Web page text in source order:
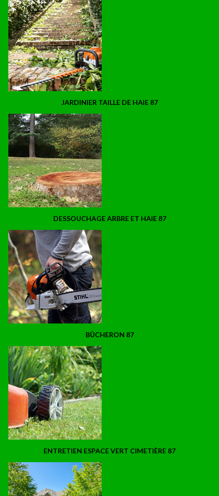
JARDINIER TAILLE DE HAIE 87
DESSOUCHAGE ARBRE ET HAIE 87
BÛCHERON 87
ENTRETIEN ESPACE VERT CIMETIÈRE 87